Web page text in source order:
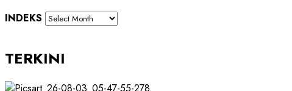
INDEKS
TERKINI